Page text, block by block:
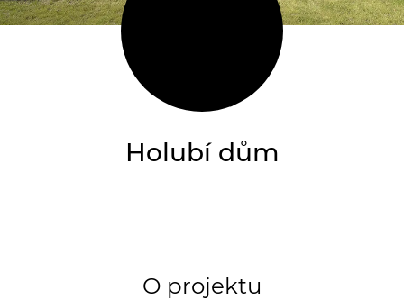
Holubí dům
O projektu